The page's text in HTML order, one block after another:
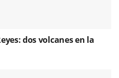
dos volcanes en la